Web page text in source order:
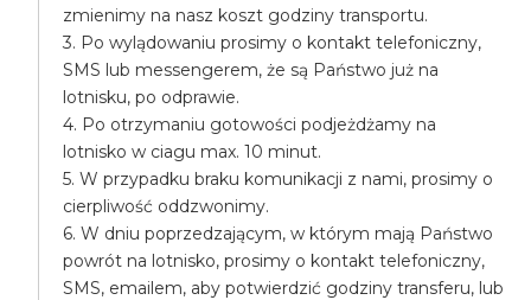
zmienimy na nasz koszt godziny transportu.
3. Po wylądowaniu prosimy o kontakt telefoniczny,
SMS lub messengerem, że są Państwo już na
lotnisku, po odprawie.
4. Po otrzymaniu gotowości podjeżdżamy na
lotnisko w ciagu max. 10 minut.
5. W przypadku braku komunikacji z nami, prosimy o
cierpliwość oddzwonimy.
6. W dniu poprzedzającym, w którym mają Państwo
powrót na lotnisko, prosimy o kontakt telefoniczny,
SMS, emailem, aby potwierdzić godziny transferu, lub